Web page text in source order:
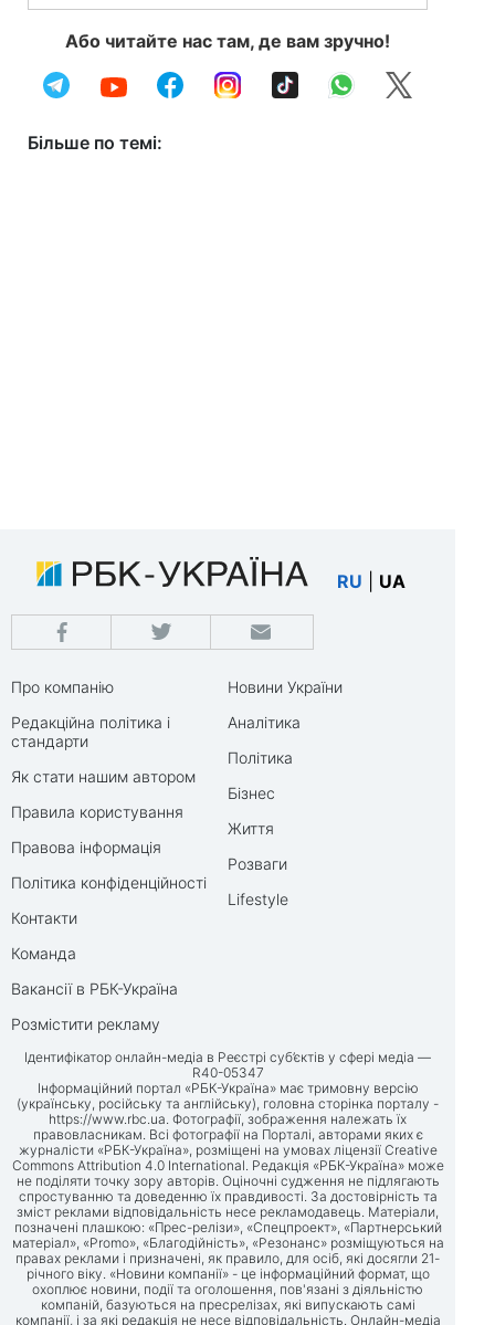
Або читайте нас там, де вам зручно!
Більше по темі:
RU UA
Про компанію
Редакційна політика і
стандарти
Як стати нашим автором
Правила користування
Правова інформація
Політика конфіденційності
Контакти
Команда
Вакансії в РБК-Україна
Розмістити рекламу
Новини України
Аналітика
Політика
Бізнес
Життя
Розваги
Lifestyle
Ідентифікатор онлайн-медіа в Реєстрі суб’єктів у сфері медіа —
R40-05347
Інформаційний портал «РБК-Україна» має тримовну версію
(українську, російську та англійську), головна сторінка порталу -
https://www.rbc.ua. Фотографії, зображення належать їх
правовласникам. Всі фотографії на Порталі, авторами яких є
журналісти «РБК-Україна», розміщені на умовах ліцензії Creative
Commons Attribution 4.0 International. Редакція «РБК-Україна» може
не поділяти точку зору авторів. Оціночні судження не підлягають
спростуванню та доведенню їх правдивості. За достовірність та
зміст реклами відповідальність несе рекламодавець. Матеріали,
позначені плашкою: «Прес-релізи», «Спецпроект», «Партнерський
матеріал», «Promo», «Благодійність», «Резонанс» розміщуються на
правах реклами і призначені, як правило, для осіб, які досягли 21-
річного віку. «Новини компанії» - це інформаційний формат, що
охоплює новини, події та оголошення, пов'язані з діяльністю
компаній, базуються на пресрелізах, які випускають самі
компанії, і за які редакція не несе відповідальність. Онлайн-медіа